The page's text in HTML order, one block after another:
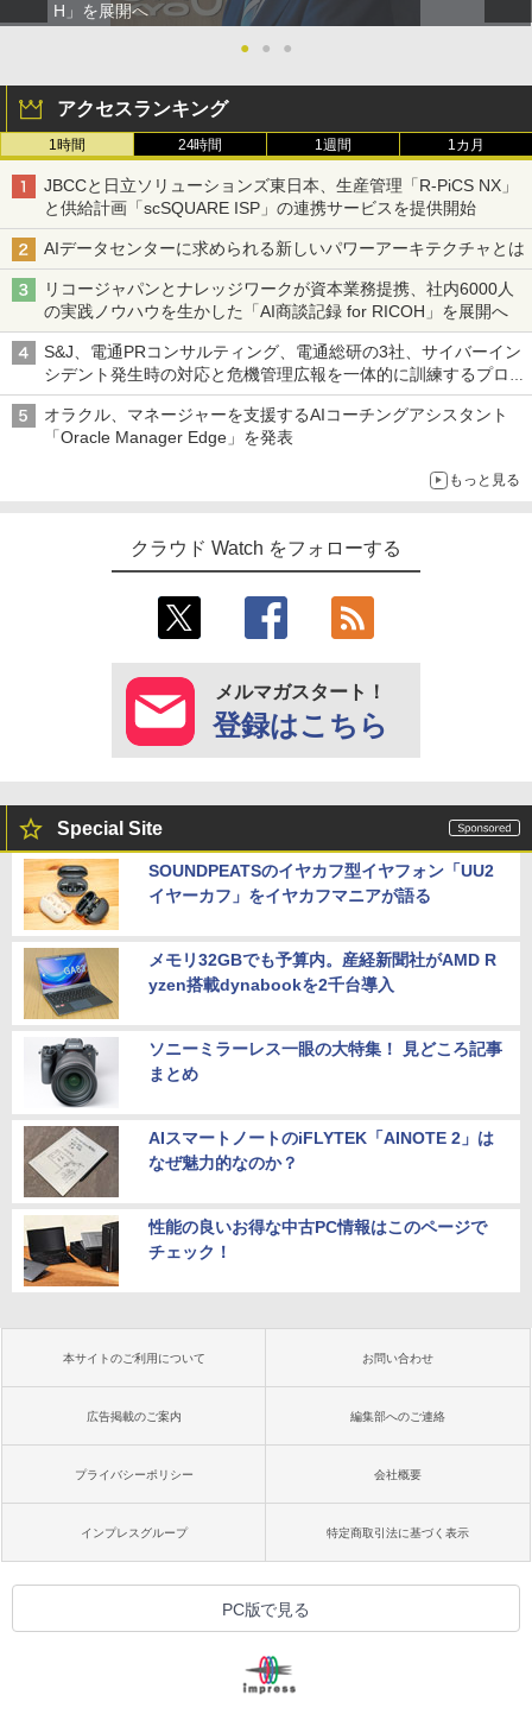
H」を展開へ
●
● ●
アクセスランキング
1時間 24時間 1週間 1カ月
JBCCと日立ソリューションズ東日本、生産管理「R-PiCS NX」
と供給計画「scSQUARE ISP」の連携サービスを提供開始
AIデータセンターに求められる新しいパワーアーキテクチャとは
リコージャパンとナレッジワークが資本業務提携、社内6000人
の実践ノウハウを生かした「AI商談記録 for RICOH」を展開へ
S&J、電通PRコンサルティング、電通総研の3社、サイバーイン
シデント発生時の対応と危機管理広報を一体的に訓練するプログ
ラムを提供
オラクル、マネージャーを支援するAIコーチングアシスタント
「Oracle Manager Edge」を発表
もっと見る
クラウド Watch をフォローする
メルマガスタート！
登録はこちら
Special Site
SOUNDPEATSのイヤカフ型イヤフォン「UU2
イヤーカフ」をイヤカフマニアが語る
メモリ32GBでも予算内。産経新聞社がAMD R
yzen搭載dynabookを2千台導入
ソニーミラーレス一眼の大特集！ 見どころ記事
まとめ
AIスマートノートのiFLYTEK「AINOTE 2」は
なぜ魅力的なのか？
性能の良いお得な中古PC情報はこのページで
チェック！
本サイトのご利用について お問い合わせ
広告掲載のご案内 編集部へのご連絡
プライバシーポリシー 会社概要
インプレスグループ 特定商取引法に基づく表示
PC版で見る